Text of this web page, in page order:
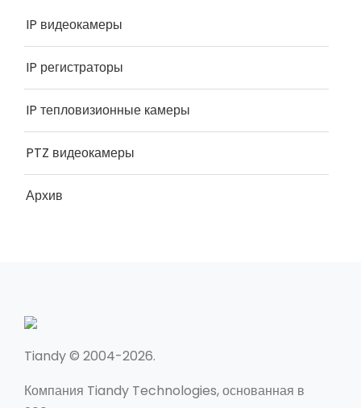
IP видеокамеры
IP регистраторы
IP тепловизионные камеры
PTZ видеокамеры
Архив
Tiandy © 2004-2026.
Компания Tiandy Technologies, основанная в